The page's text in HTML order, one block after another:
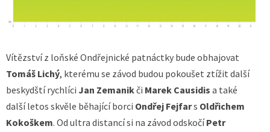
Vítězství z loňské Ondřejnické patnáctky bude obhajovat
Tomáš Lichý, kterému se závod budou pokoušet ztížit další
beskydští rychlíci Jan Zemanikči Marek Causidis a také
další letos skvěle běhající borci Ondřej Fejfars Oldřichem
Kokoškem. Od ultra distancí si na závod odskočíPetr